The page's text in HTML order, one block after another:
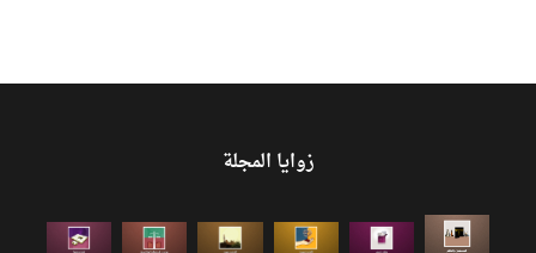
زوايا المجلة